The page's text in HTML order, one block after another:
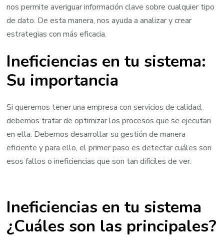
nos permite averiguar información clave sobre cualquier tipo
de dato. De esta manera, nos ayuda a analizar y crear
estrategias con más eficacia.
Ineficiencias en tu sistema:
Su importancia
Si queremos tener una empresa con servicios de calidad,
debemos tratar de optimizar los procesos que se ejecutan
en ella. Debemos desarrollar su gestión de manera
eficiente y para ello, el primer paso es detectar cuáles son
esos fallos o ineficiencias que son tan difíciles de ver.
Ineficiencias en tu sistema
¿Cuáles son las principales?